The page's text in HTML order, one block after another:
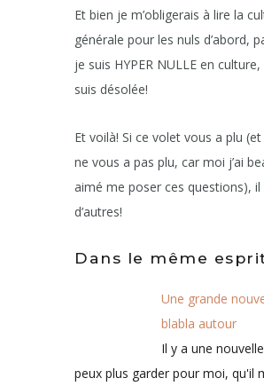
Et bien je m’obligerais à lire la
générale pour les nuls d’abord,
je suis HYPER NULLE en culture,
suis désolée!
Et voilà! Si ce volet vous a plu (et
ne vous a pas plu, car moi j’ai
aimé me poser ces questions), il
d’autres!
Dans le même
Une grande
blabla autour
Il y a une
peux plus garder pour moi, qu'il